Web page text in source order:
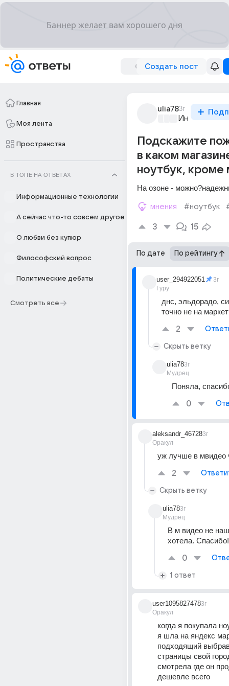
Создать пост
Главная
Моя лента
Пространства
В ТОПЕ НА ОТВЕТАХ
Информационные технологии
А сейчас что-то совсем другое
О любви без купюр
Философский вопрос
Политические дебаты
Смотреть все
ulia783г
Подскажите
в каком
ноутбук, кроме
На озоне -
мнения #ноутбук
3 15
По дате По рейтингу
user_294922051
Гуру
3г
днс, эльдорадо,
точно не на
2
Скрыть ветку
ulia78
Мудрец
3г
Поняла,
0
aleksandr_46728
Оракул
3г
уж лучше в мвидео
2
Скрыть ветку
ulia78
Мудрец
3г
В м видео не
хотела.
0
1 ответ
user1095827478
Оракул
3г
когда я покупала
я шла на яндекс
подходящий
страницы свой
смотрела где он
дешевле всего